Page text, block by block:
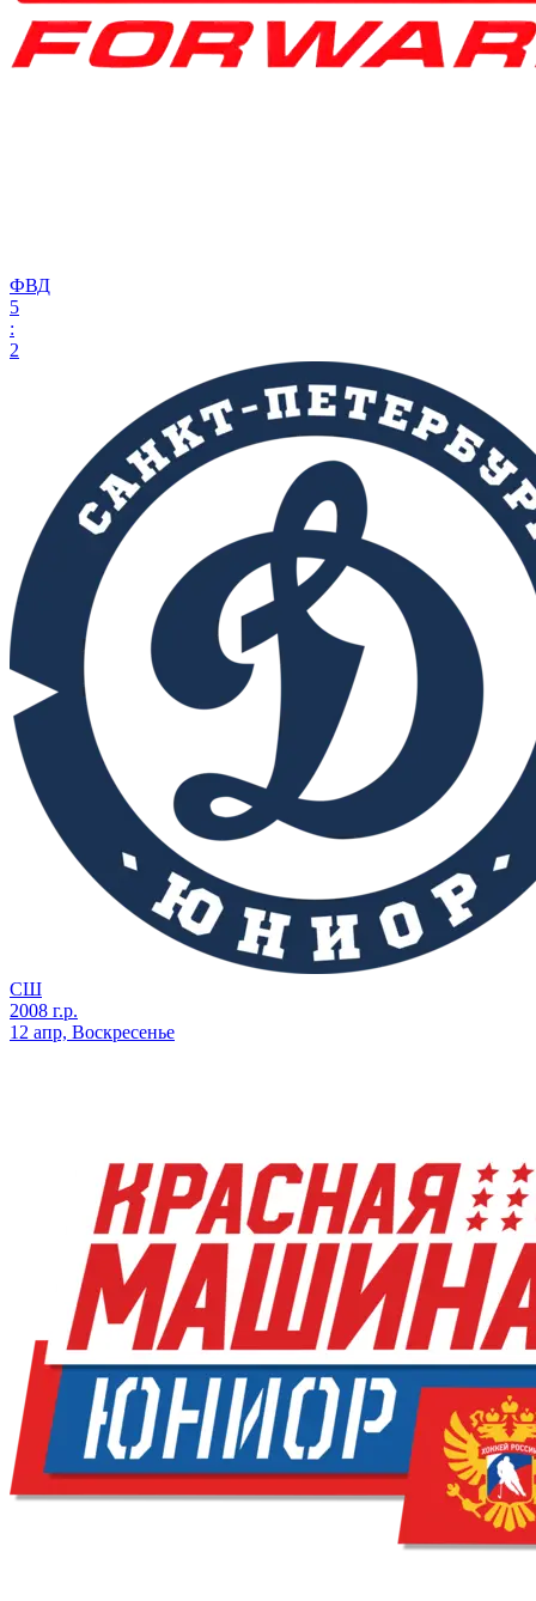
ФВД
5
:
2
СШ
2008 г.р.
12 апр, Воскресенье